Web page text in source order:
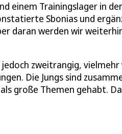
einem Trainingslager in
Sbonias und
daran werden wir
jedoch zweitrangig,
Die Jungs sind
große Themen gehabt.